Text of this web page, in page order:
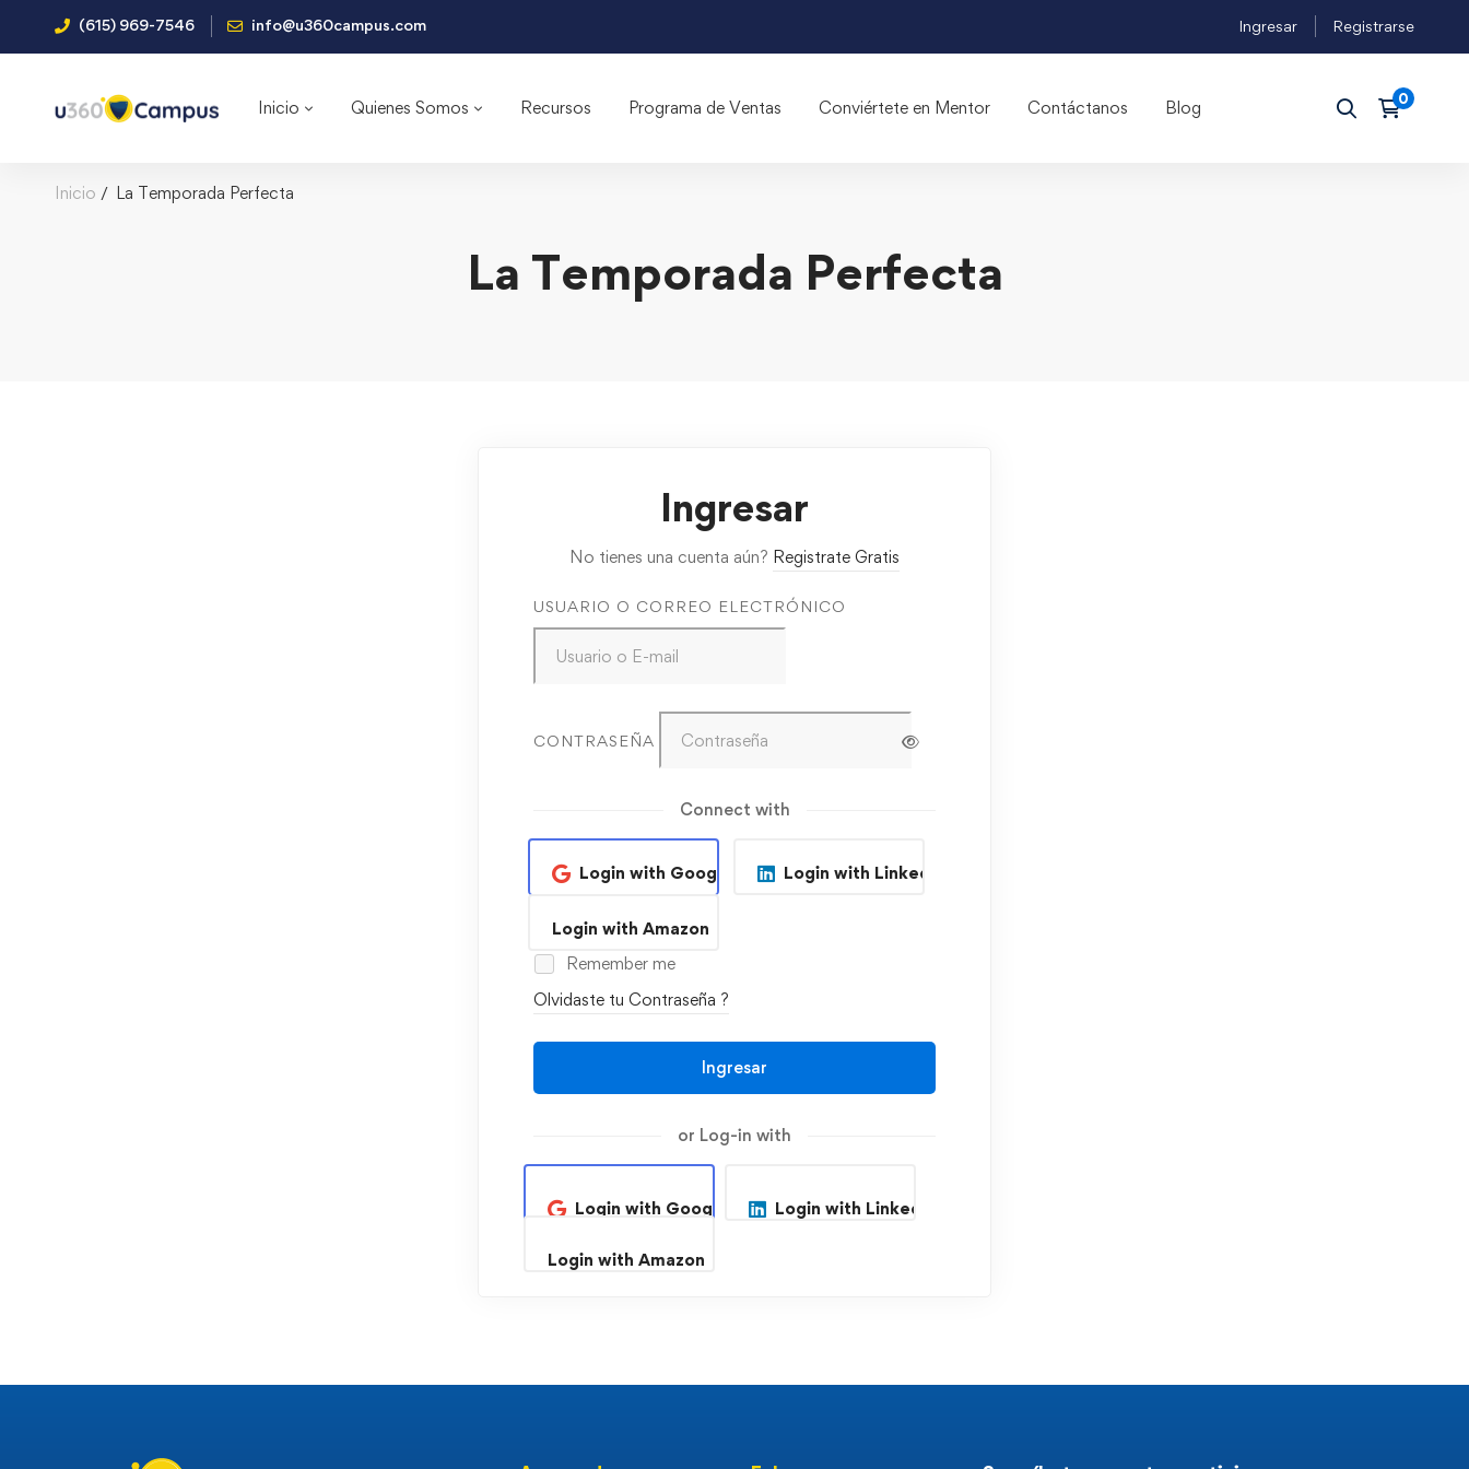
(615) 969-7546 info@u360campus.com Ingresar Registrarse
Inicio Quienes Somos Recursos Programa de Ventas Conviértete en Mentor Contáctanos Blog
Inicio La Temporada Perfecta
La Temporada Perfecta
Ingresar
No tienes una cuenta aún? Registrate Gratis
USUARIO O CORREO ELECTRÓNICO
CONTRASEÑA
Connect with
Login with Google Login with Linkedin
Login with Amazon
Remember me
Olvidaste tu Contraseña ?
Ingresar
or Log-in with
Login with Google Login with Linkedin
Login with Amazon